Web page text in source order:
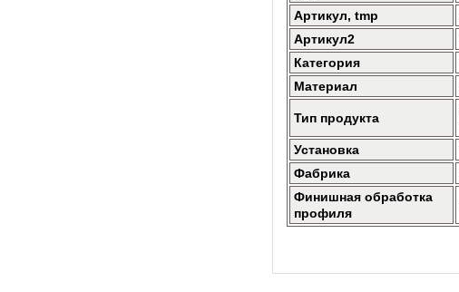
Артикул, tmp
Артикул2
Категория
Материал
Тип продукта
Установка
Фабрика
Финишная обработка
профиля